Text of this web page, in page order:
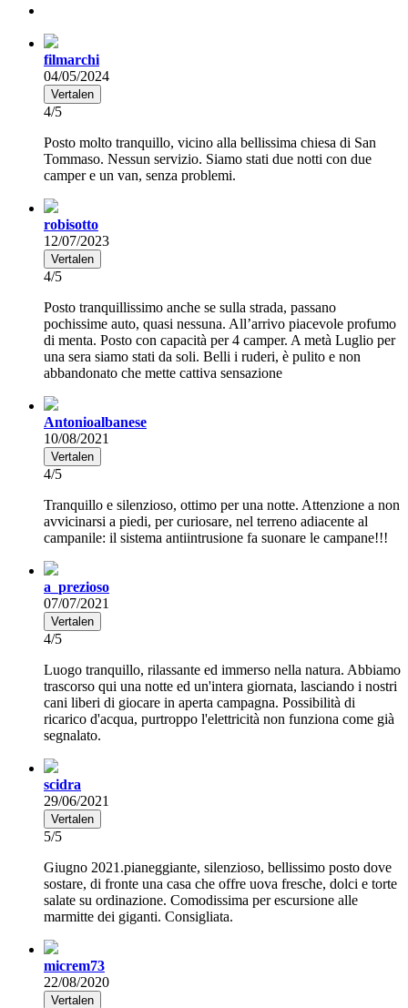
filmarchi
04/05/2024
Vertalen
4/5
Posto molto tranquillo, vicino alla bellissima chiesa di San
Tommaso. Nessun servizio. Siamo stati due notti con due
camper e un van, senza problemi.
robisotto
12/07/2023
Vertalen
4/5
Posto tranquillissimo anche se sulla strada, passano
pochissime auto, quasi nessuna. All’arrivo piacevole profumo
di menta. Posto con capacità per 4 camper. A metà Luglio per
una sera siamo stati da soli. Belli i ruderi, è pulito e non
abbandonato che mette cattiva sensazione
Antonioalbanese
10/08/2021
Vertalen
4/5
Tranquillo e silenzioso, ottimo per una notte. Attenzione a non
avvicinarsi a piedi, per curiosare, nel terreno adiacente al
campanile: il sistema antiintrusione fa suonare le campane!!!
a_prezioso
07/07/2021
Vertalen
4/5
Luogo tranquillo, rilassante ed immerso nella natura. Abbiamo
trascorso qui una notte ed un'intera giornata, lasciando i nostri
cani liberi di giocare in aperta campagna. Possibilità di
ricarico d'acqua, purtroppo l'elettricità non funziona come già
segnalato.
scidra
29/06/2021
Vertalen
5/5
Giugno 2021.pianeggiante, silenzioso, bellissimo posto dove
sostare, di fronte una casa che offre uova fresche, dolci e torte
salate su ordinazione. Comodissima per escursione alle
marmitte dei giganti. Consigliata.
micrem73
22/08/2020
Vertalen